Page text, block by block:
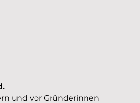
und vor Gründerinnen